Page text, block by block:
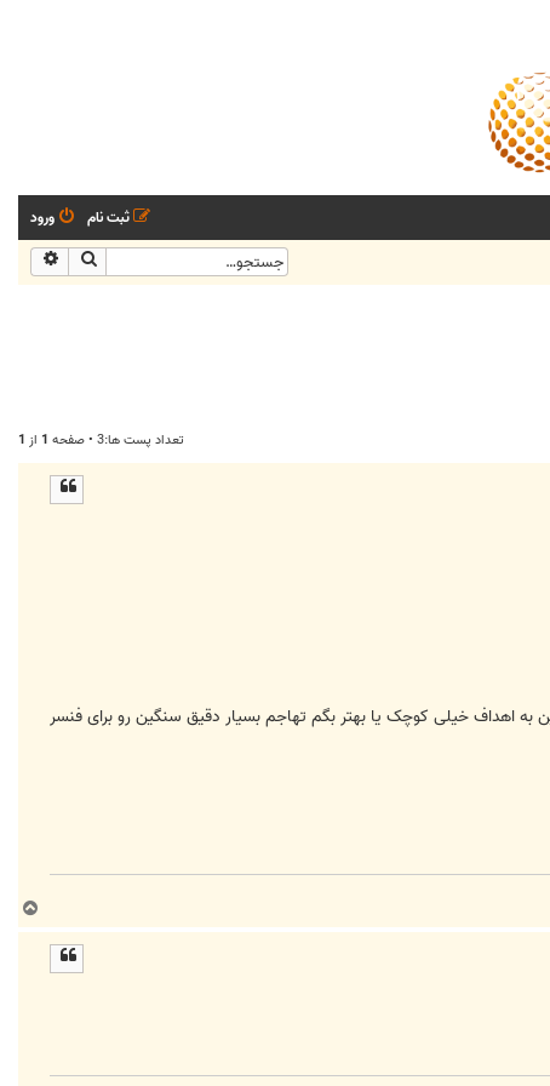
ورود
ثبت نام
جستجو
تعداد پست ها:3 • صفحه 1 از 1
تهاجم سنگین به اهداف خیلی کوچک یا بهتر بگم تهاجم بسیار دقیق سنگین رو برای فنسر
ا